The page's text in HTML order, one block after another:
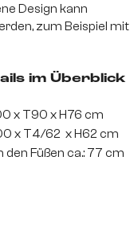
Design kann
zum Beispiel mit
im Überblick
x T90 x H76 cm
x T4/62 x H62 cm
Füßen ca.: 77 cm